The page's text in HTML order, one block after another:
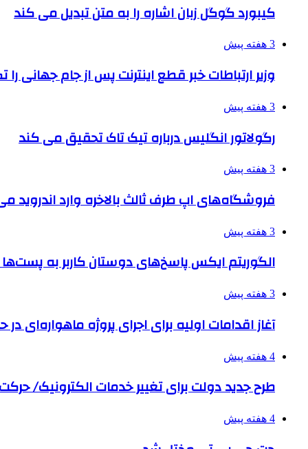
کیبورد گوگل زبان اشاره را به متن تبدیل می کند
3 هفته پیش
وزیر ارتباطات خبر قطع اینترنت پس از جام جهانی
3 هفته پیش
رگولاتور انگلیس درباره تیک تاک تحقیق می کند
3 هفته پیش
فروشگاه‌های اپ طرف ثالث بالاخره وارد
3 هفته پیش
الگوریتم ایکس پاسخ‌های دوستان کاربر به
3 هفته پیش
آغاز اقدامات اولیه برای اجرای پروژه ماهواره‌ای در
4 هفته پیش
طرح جدید دولت برای تغییر خدمات الکترونیک/
4 هفته پیش